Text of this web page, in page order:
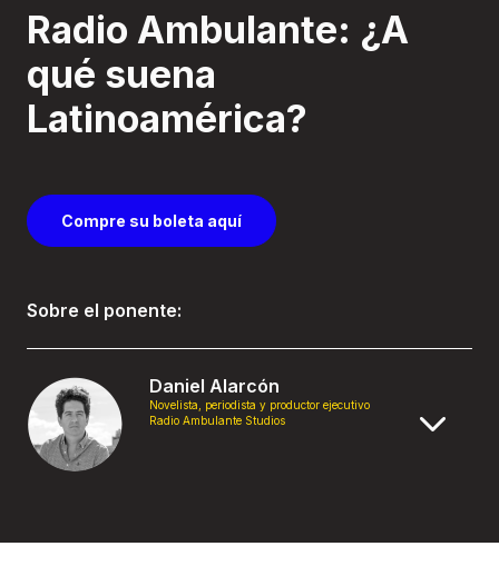
Radio Ambulante: ¿A
qué suena
Latinoamérica?
Compre su boleta aquí
Sobre el ponente:
Daniel Alarcón
Novelista, periodista y productor ejecutivo
Radio Ambulante Studios